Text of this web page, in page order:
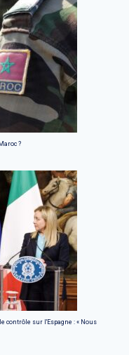
?
sur l'Espagne : « Nous